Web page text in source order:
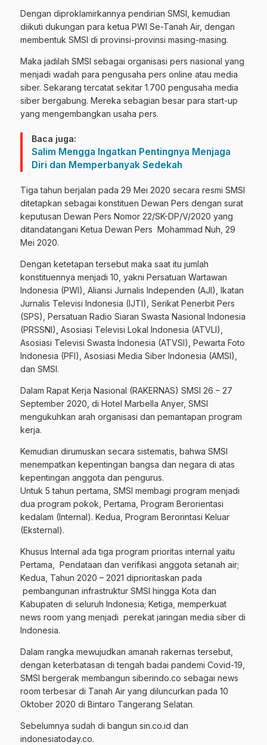
Dengan diproklamirkannya pendirian SMSI, kemudian
diikuti dukungan para ketua PWI Se-Tanah Air, dengan
membentuk SMSI di provinsi-provinsi masing-masing.
Maka jadilah SMSI sebagai organisasi pers nasional yang
menjadi wadah para pengusaha pers online atau media
siber. Sekarang tercatat sekitar 1.700 pengusaha media
siber bergabung. Mereka sebagian besar para start-up
yang mengembangkan usaha pers.
Baca juga:
Salim Mengga Ingatkan Pentingnya Menjaga
Diri dan Memperbanyak Sedekah
Tiga tahun berjalan pada 29 Mei 2020 secara resmi SMSI
ditetapkan sebagai konstituen Dewan Pers dengan surat
keputusan Dewan Pers Nomor 22/SK-DP/V/2020 yang
ditandatangani Ketua Dewan Pers Mohammad Nuh, 29
Mei 2020.
Dengan ketetapan tersebut maka saat itu jumlah
konstituennya menjadi 10, yakni Persatuan Wartawan
Indonesia (PWI), Aliansi Jurnalis Independen (AJI), Ikatan
Jurnalis Televisi Indonesia (IJTI), Serikat Penerbit Pers
(SPS), Persatuan Radio Siaran Swasta Nasional Indonesia
(PRSSNI), Asosiasi Televisi Lokal Indonesia (ATVLI),
Asosiasi Televisi Swasta Indonesia (ATVSI), Pewarta Foto
Indonesia (PFI), Asosiasi Media Siber Indonesia (AMSI),
dan SMSI.
Dalam Rapat Kerja Nasional (RAKERNAS) SMSI 26 – 27
September 2020, di Hotel Marbella Anyer, SMSI
mengukuhkan arah organisasi dan pemantapan program
kerja.
Kemudian dirumuskan secara sistematis, bahwa SMSI
menempatkan kepentingan bangsa dan negara di atas
kepentingan anggota dan pengurus.
Untuk 5 tahun pertama, SMSI membagi program menjadi
dua program pokok, Pertama, Program Berorientasi
kedalam (Internal). Kedua, Program Berorintasi Keluar
(Eksternal).
Khusus Internal ada tiga program prioritas internal yaitu
Pertama, Pendataan dan verifikasi anggota setanah air;
Kedua, Tahun 2020 – 2021 diprioritaskan pada
pembangunan infrastruktur SMSI hingga Kota dan
Kabupaten di seluruh Indonesia; Ketiga, memperkuat
news room yang menjadi perekat jaringan media siber di
Indonesia.
Dalam rangka mewujudkan amanah rakernas tersebut,
dengan keterbatasan di tengah badai pandemi Covid-19,
SMSI bergerak membangun siberindo.co sebagai news
room terbesar di Tanah Air yang diluncurkan pada 10
Oktober 2020 di Bintaro Tangerang Selatan.
Sebelumnya sudah di bangun sin.co.id dan
indonesiatoday.co.